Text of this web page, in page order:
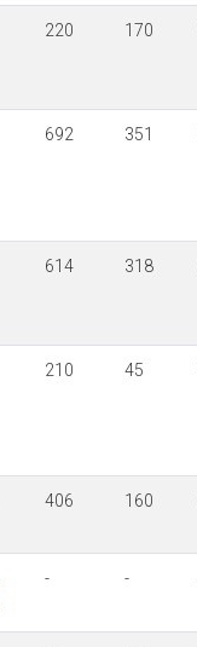
220 170
692 351
614 318
210 45
406 160
- -